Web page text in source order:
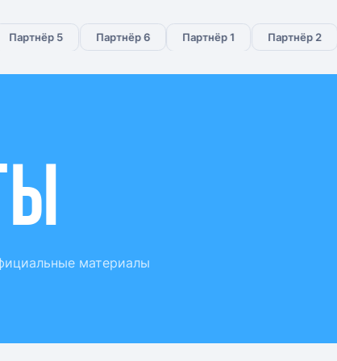
Партнёр 5 Партнёр 6 Партнёр 1 Партнёр 2
материалы